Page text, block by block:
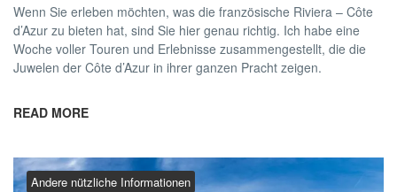
Wenn Sie erleben möchten, was die französische Riviera – Côte
d’Azur zu bieten hat, sind Sie hier genau richtig. Ich habe eine
Woche voller Touren und Erlebnisse zusammengestellt, die die
Juwelen der Côte d’Azur in ihrer ganzen Pracht zeigen.
READ MORE
Andere nützliche Informationen